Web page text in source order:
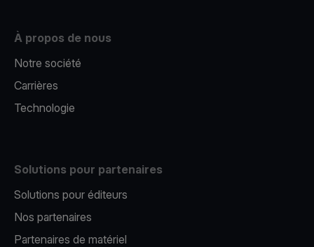
À propos de nous
Notre société
Carrières
Technologie
Solutions pour partenaires
Solutions pour éditeurs​
Nos partenaires​
Partenaires de matériel